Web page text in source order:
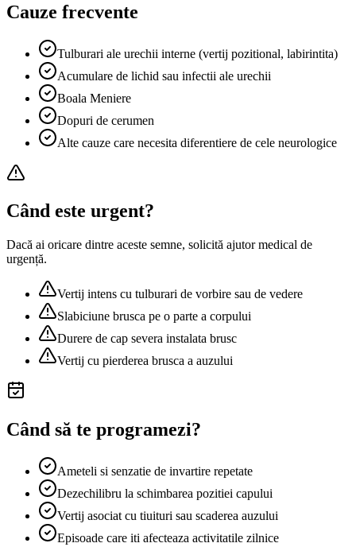
Cauze frecvente
Tulburari ale urechii interne (vertij pozitional, labirintita)
Acumulare de lichid sau infectii ale urechii
Boala Meniere
Dopuri de cerumen
Alte cauze care necesita diferentiere de cele neurologice
Când este urgent?
Dacă ai oricare dintre aceste semne, solicită ajutor medical de
urgență.
Vertij intens cu tulburari de vorbire sau de vedere
Slabiciune brusca pe o parte a corpului
Durere de cap severa instalata brusc
Vertij cu pierderea brusca a auzului
Când să te programezi?
Ameteli si senzatie de invartire repetate
Dezechilibru la schimbarea pozitiei capului
Vertij asociat cu tiuituri sau scaderea auzului
Episoade care iti afecteaza activitatile zilnice